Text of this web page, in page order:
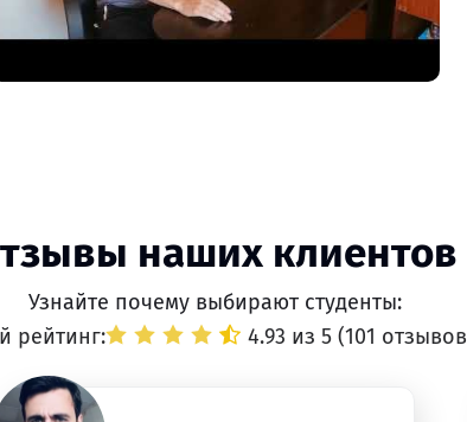
наших клиентов
Узнайте почему выбирают студенты:
рейтинг:
4.93 из 5 (101 отзывов